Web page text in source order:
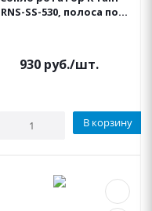
RNS-SS-530, полоса по
930 руб./шт.
В корзину